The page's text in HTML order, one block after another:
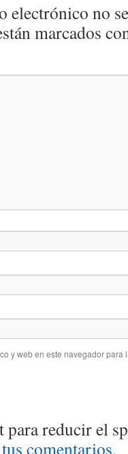
electrónico no
marcados
y web en este navegador para
para reducir el
comentarios.